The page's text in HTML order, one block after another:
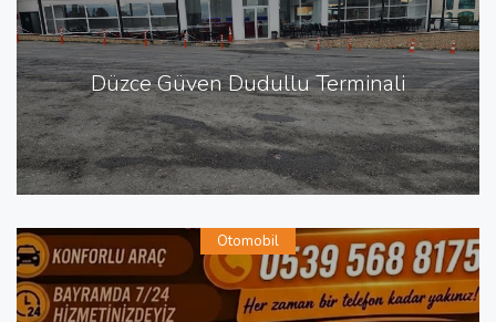
Düzce Güven Dudullu Terminali
Otomobil